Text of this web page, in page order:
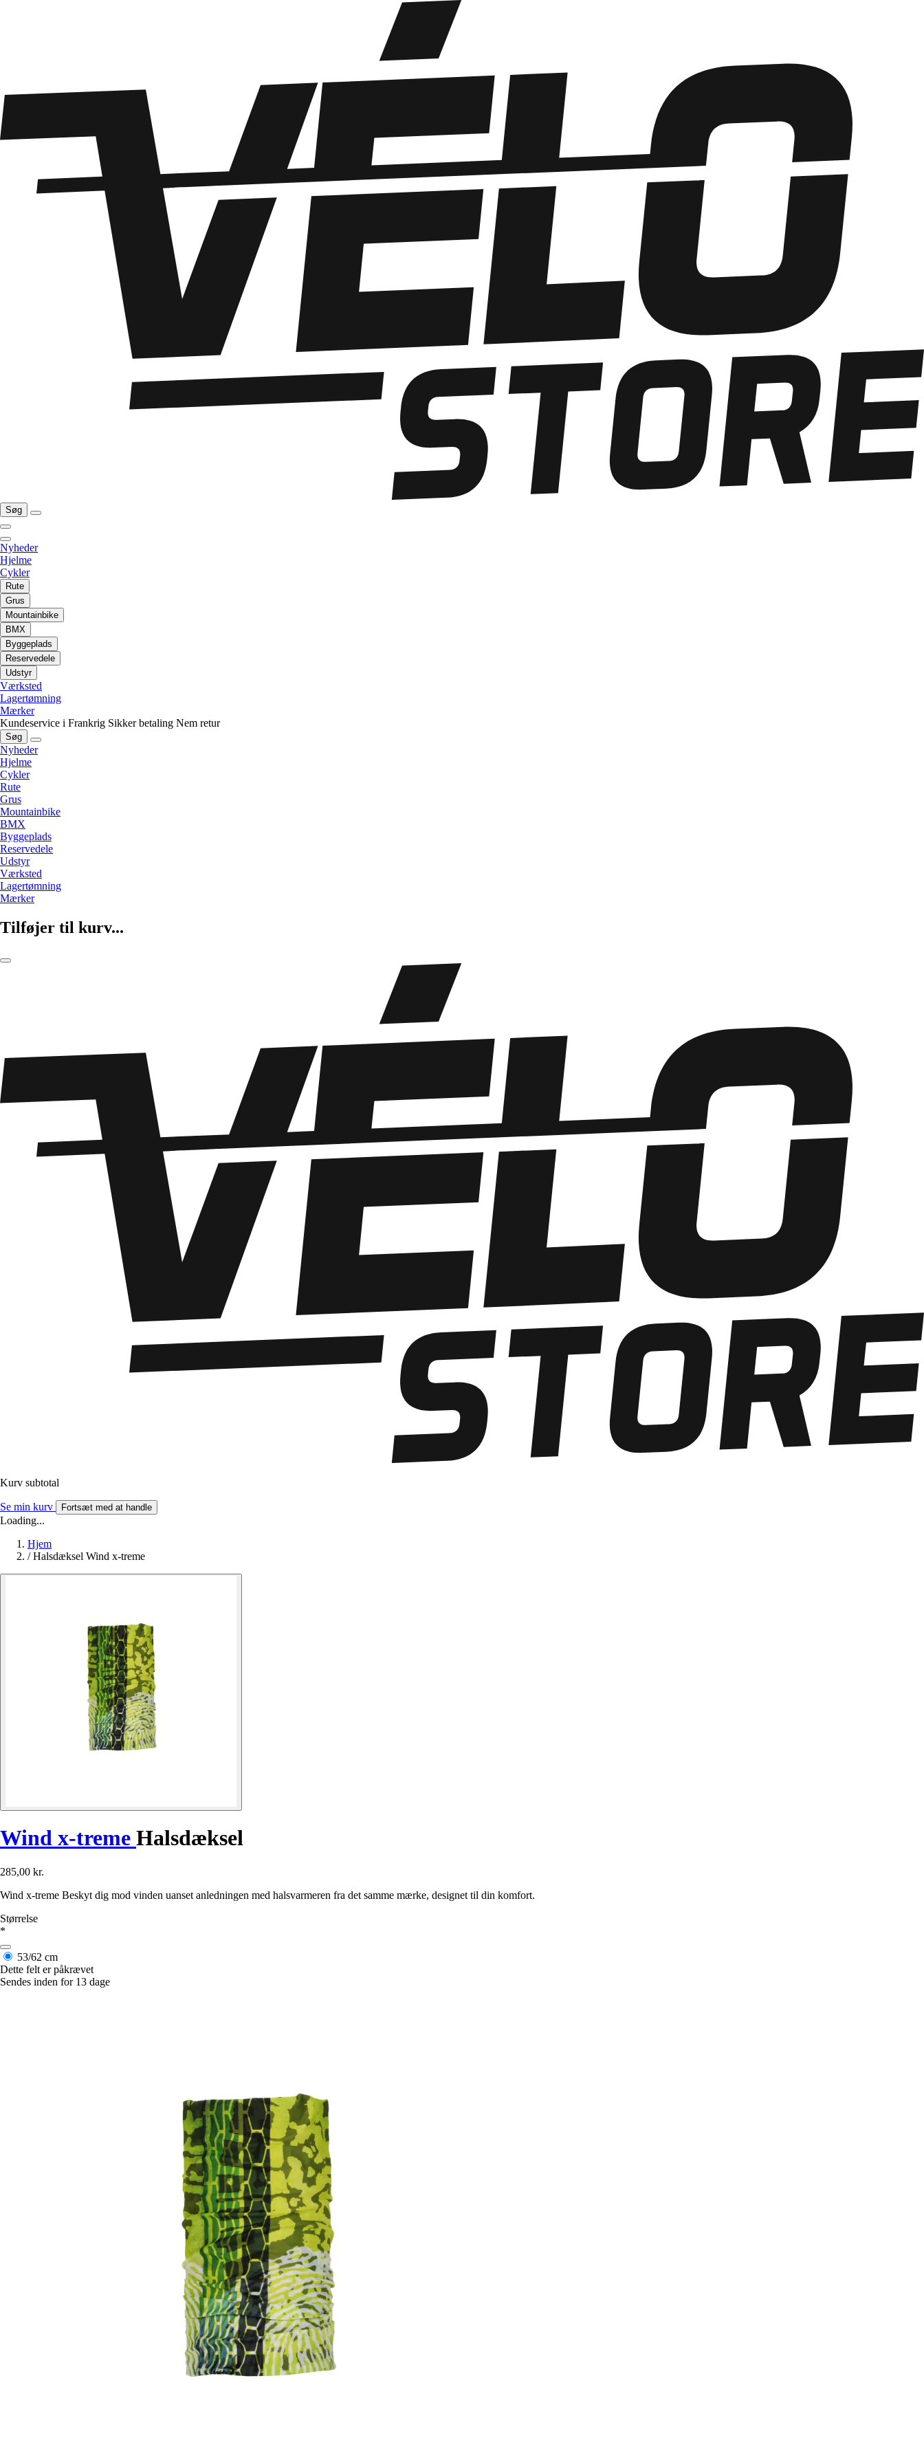
Søg
Nyheder
Hjelme
Cykler
Rute
Grus
Mountainbike
BMX
Byggeplads
Reservedele
Udstyr
Værksted
Lagertømning
Mærker
Kundeservice i Frankrig Sikker betaling Nem retur
Søg
Nyheder
Hjelme
Cykler
Rute
Grus
Mountainbike
BMX
Byggeplads
Reservedele
Udstyr
Værksted
Lagertømning
Mærker
Tilføjer til kurv...
Kurv subtotal
Se min kurv Fortsæt med at handle
Loading...
Hjem
/ Halsdæksel Wind x-treme
Wind x-treme Halsdæksel
285,00 kr.
Wind x-treme Beskyt dig mod vinden uanset anledningen med halsvarmeren fra det samme mærke, designet til din komfort.
Størrelse
*
53/62 cm
Dette felt er påkrævet
Sendes inden for 13 dage